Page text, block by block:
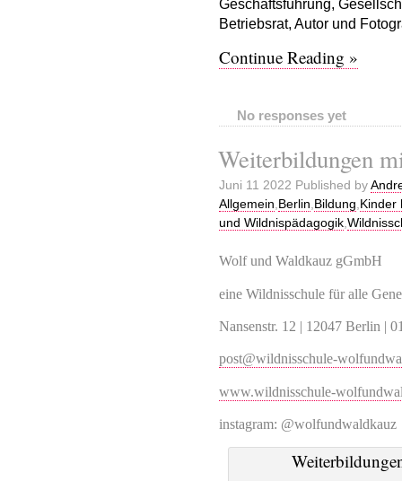
Geschäftsführung,
Betriebsrat, Autor und
Continue Reading »
No responses yet
Weiterbildungen
Juni 11 2022 Published by
Allgemein,Berlin,Bildung,Kinder
und Wildnispädagogik,
Wolf und Waldkauz gGmbH
eine Wildnisschule für alle
Nansenstr. 12 | 12047 Berlin |
post@wildnisschule-
www.wildnisschule-
instagram: @wolfundwaldkauz